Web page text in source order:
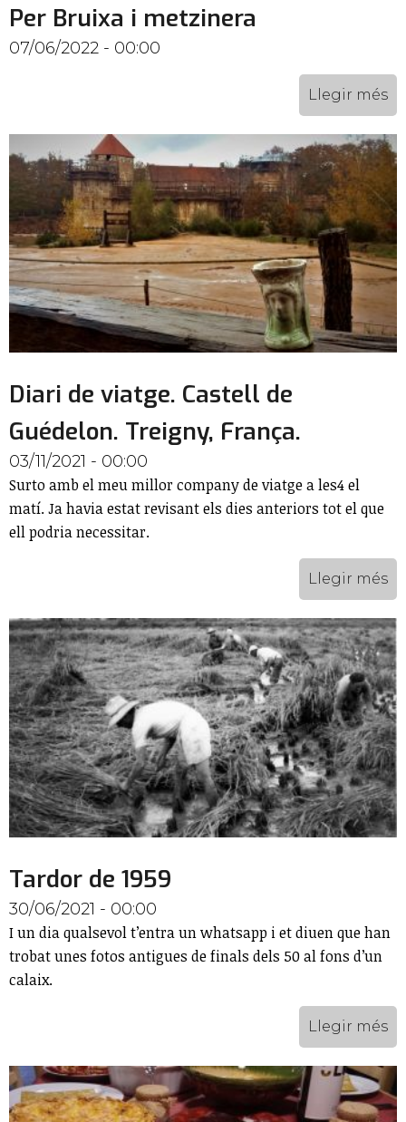
Per Bruixa i metzinera
07/06/2022 - 00:00
Llegir més
Diari de viatge. Castell de
Guédelon. Treigny, França.
03/11/2021 - 00:00
Surto amb el meu millor company de viatge a les4 el
matí. Ja havia estat revisant els dies anteriors tot el que
ell podria necessitar.
Llegir més
Tardor de 1959
30/06/2021 - 00:00
I un dia qualsevol t’entra un whatsapp i et diuen que han
trobat unes fotos antigues de finals dels 50 al fons d’un
calaix.
Llegir més